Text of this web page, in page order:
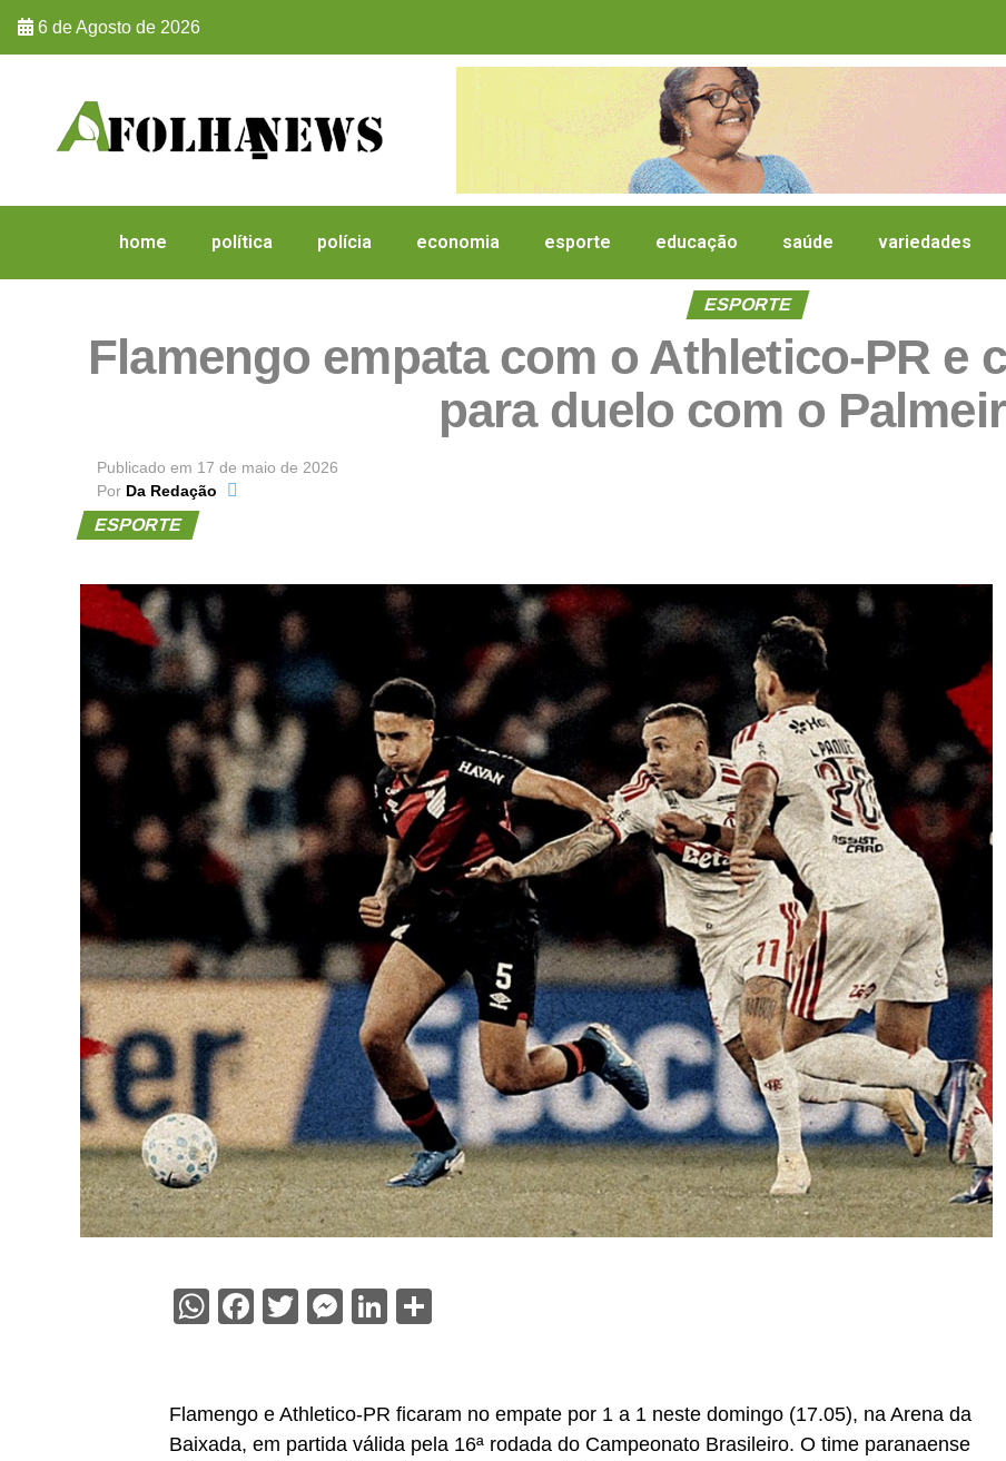
6 de Agosto de 2026
home política polícia economia esporte educação saúde variedades
ESPORTE
Flamengo empata com o Athletico-PR e
para duelo com o
Publicado em 17 de maio de 2026
Por Da Redação
ESPORTE
WhatsApp
Facebook
Twitter
Messenger
LinkedIn
Flamengo e Athletico-PR ficaram no empate por 1 a 1 neste domingo (17.05), na Arena da
Baixada, em partida válida pela 16ª rodada do Campeonato Brasileiro. O time paranaense